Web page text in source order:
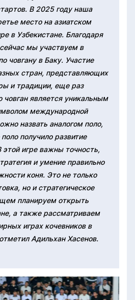
В 2025 году наша
место на азиатском
в Узбекистане. Благодаря
мы участвуем в
човгану в Баку. Участие
стран, представляющих
и традиции, еще раз
човган является уникальным
международной
назвать аналогом поло,
получило развитие
этой игре важны точность,
и умение правильно
коня. Это не только
но и стратегическое
планируем открыть
а также рассматриваем
играх кочевников в
Адильхан Хасенов.